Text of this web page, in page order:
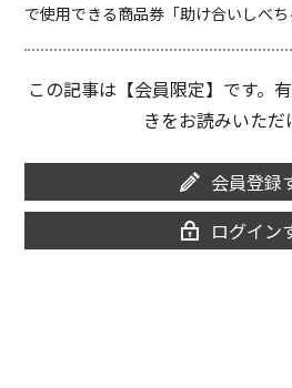
で使用できる商品券「助け合いしべち
この記事は【会員限定】です。
きをお読みいただ
会員登録
ログイン